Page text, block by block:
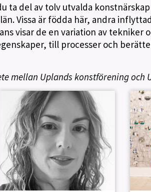
ta del av tolv utvalda
Vissa är födda här, andra
visar de en variation av tekniker
till processer och
mellan Uplands konstförening och